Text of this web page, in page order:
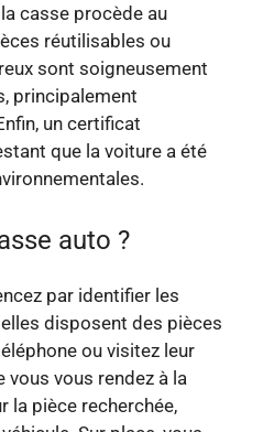
casse procède au
réutilisables ou
sont soigneusement
principalement
un certificat
que la voiture a été
auto ?
par identifier les
disposent des pièces
ou visitez leur
vous rendez à la
la pièce recherchée,